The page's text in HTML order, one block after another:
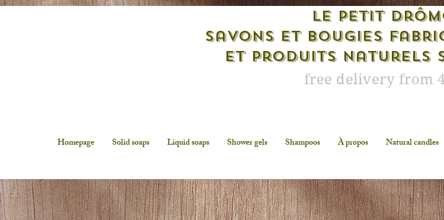
free delivery from
Le petit
savons et bougies
et produits naturels
Homepage Solid soaps Liquid soaps Shower gels Shampoos À propos Natural candles